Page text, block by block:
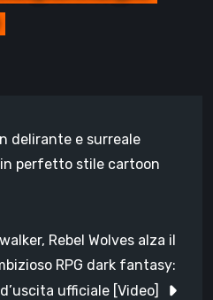
delirante e surreale
perfetto stile cartoon
Rebel Wolves alza il
RPG dark fantasy:
ufficiale [Video]